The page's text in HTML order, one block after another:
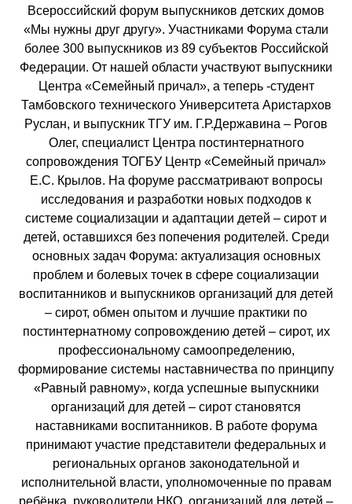
Всероссийский форум выпускников детских домов
«Мы нужны друг другу». Участниками Форума стали
более 300 выпускников из 89 субъектов Российской
Федерации. От нашей области участвуют выпускники
Центра «Семейный причал», а теперь -студент
Тамбовского технического Университета Аристархов
Руслан, и выпускник ТГУ им. Г.Р.Державина – Рогов
Олег, специалист Центра постинтернатного
сопровождения ТОГБУ Центр «Семейный причал»
Е.С. Крылов. На форуме рассматривают вопросы
исследования и разработки новых подходов к
системе социализации и адаптации детей – сирот и
детей, оставшихся без попечения родителей. Среди
основных задач Форума: актуализация основных
проблем и болевых точек в сфере социализации
воспитанников и выпускников организаций для детей
– сирот, обмен опытом и лучшие практики по
постинтернатному сопровождению детей – сирот, их
профессиональному самоопределению,
формирование системы наставничества по принципу
«Равный равному», когда успешные выпускники
организаций для детей – сирот становятся
наставниками воспитанников. В работе форума
принимают участие представители федеральных и
региональных органов законодательной и
исполнительной власти, уполномоченные по правам
ребёнка, руководители НКО, организаций для детей –